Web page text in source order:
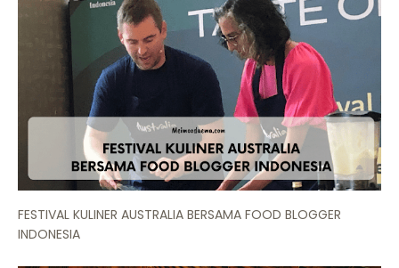
FESTIVAL KULINER AUSTRALIA BERSAMA FOOD BLOGGER
INDONESIA